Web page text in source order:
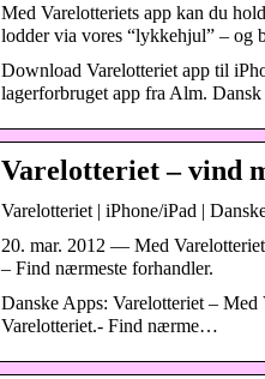
Med Varelotteriets app kan du
lodder via vores “lykkehjul” – og
Download Varelotteriet app til
lagerforbruget app fra Alm.
Varelotteriet – vind
Varelotteriet | iPhone/iPad |
20. mar. 2012 — Med
– Find nærmeste forhandler.
Danske Apps: Varelotteriet – Med
Varelotteriet.- Find nærme…